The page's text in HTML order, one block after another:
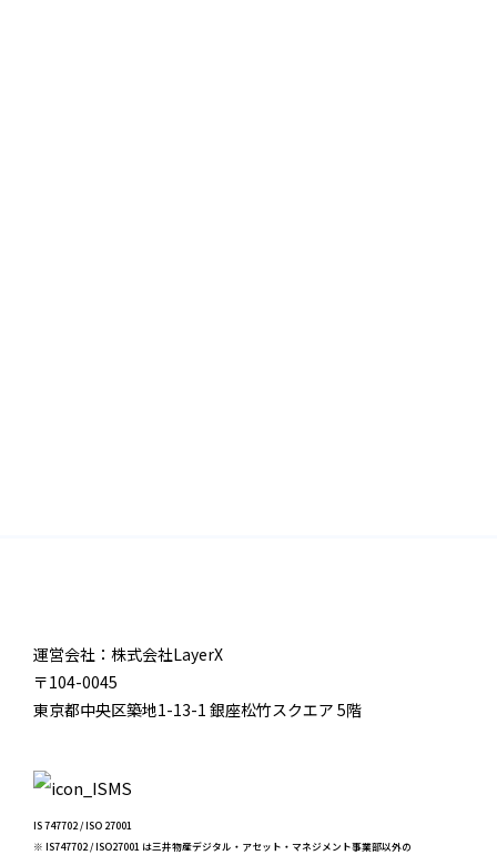
運営会社：株式会社LayerX
〒104-0045
東京都中央区築地1-13-1 銀座松竹スクエア 5階
IS 747702 / ISO 27001
※ IS747702 / ISO27001 は三井物産デジタル・アセット・マネジメント事業部以外の